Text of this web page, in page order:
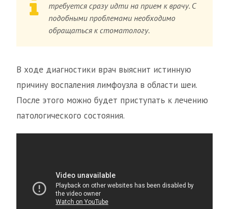
требуется сразу идти на прием к врачу. С
подобными проблемами необходимо
обращаться к стоматологу.
В ходе диагностики врач выяснит истинную
причину воспаления лимфоузла в области шеи.
После этого можно будет приступать к лечению
патологического состояния.